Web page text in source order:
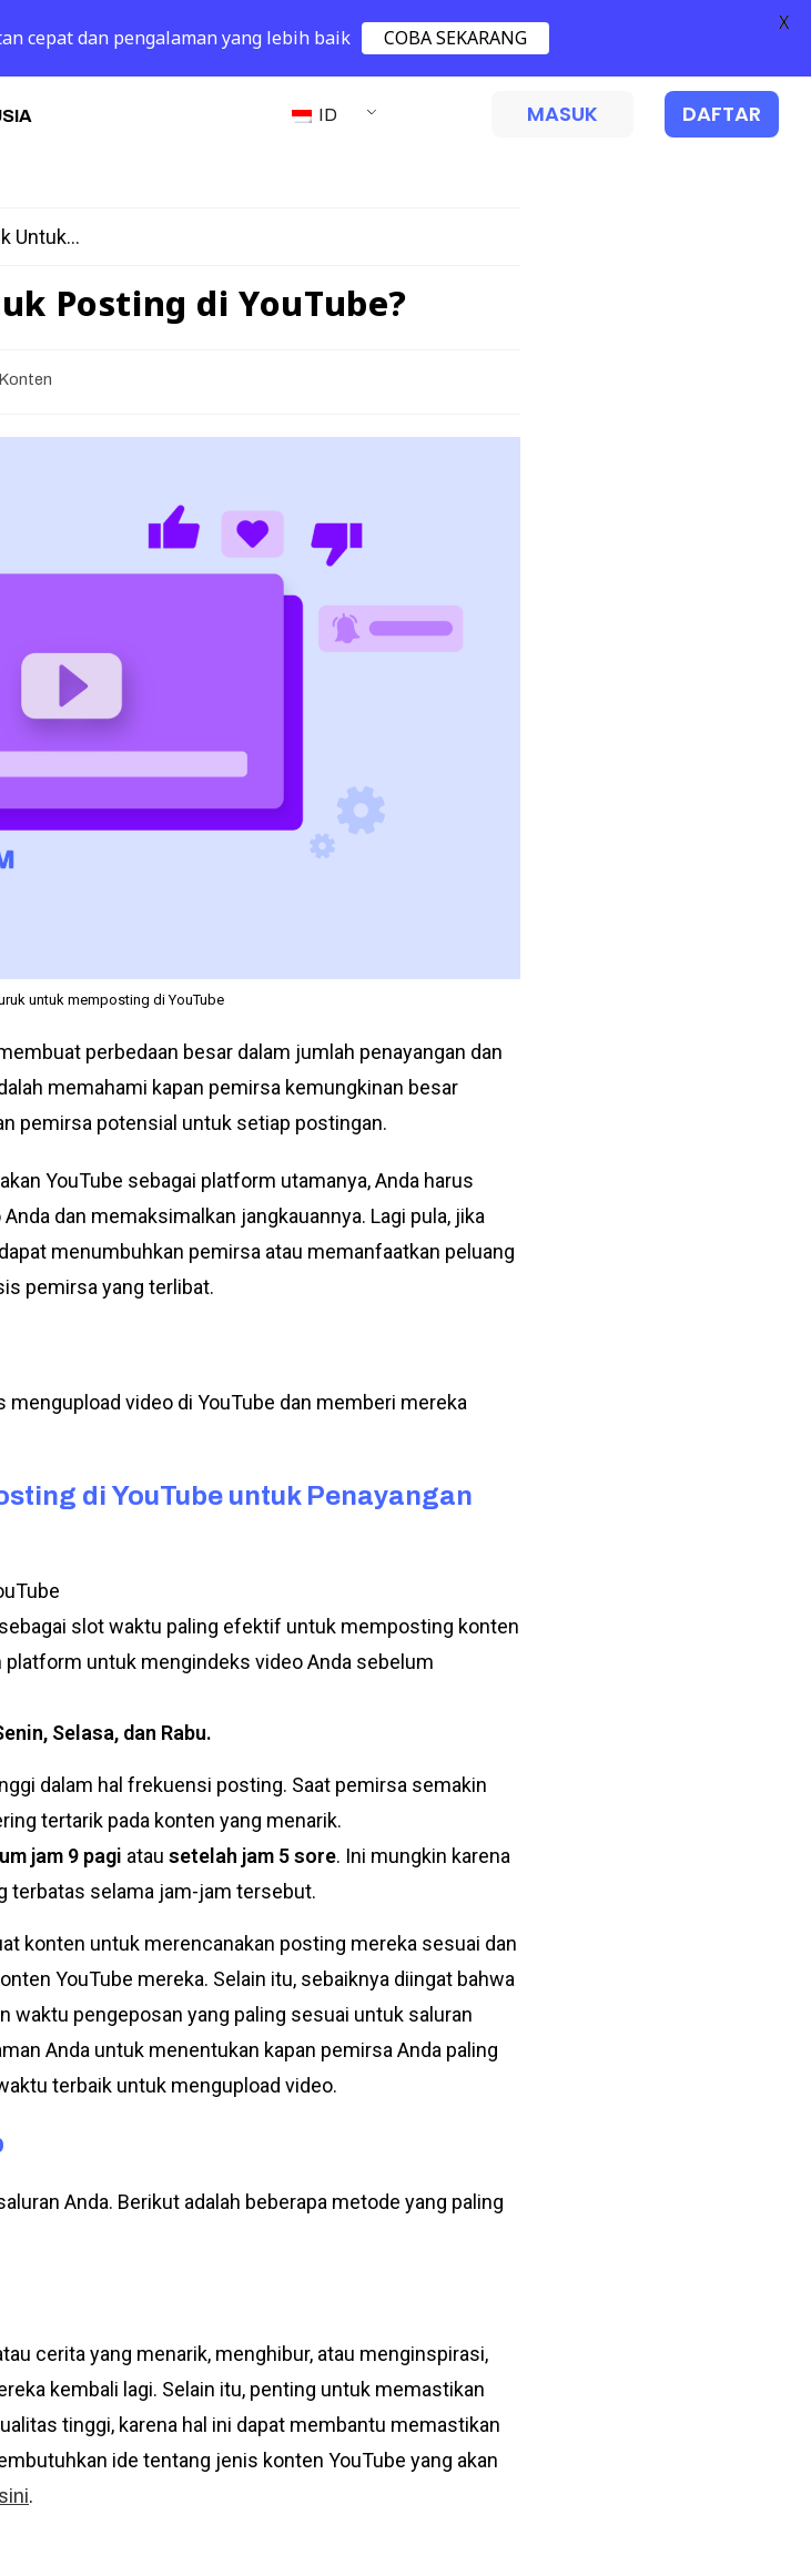
ID MASUK DAFTAR
Untuk...
Posting di YouTube?
untuk memposting di YouTube
perbedaan besar dalam jumlah penayangan dan
memahami kapan pemirsa kemungkinan besar
pemirsa potensial untuk setiap postingan.
YouTube sebagai platform utamanya, Anda harus
dan memaksimalkan jangkauannya. Lagi pula, jika
menumbuhkan pemirsa atau memanfaatkan peluang
pemirsa yang terlibat.
mengupload video di YouTube dan memberi mereka
di YouTube untuk Penayangan
slot waktu paling efektif untuk memposting konten
untuk mengindeks video Anda sebelum
Selasa, dan Rabu.
dalam hal frekuensi posting. Saat pemirsa semakin
tertarik pada konten yang menarik.
jam 9 pagi atau setelah jam 5 sore. Ini mungkin karena
terbatas selama jam-jam tersebut.
konten untuk merencanakan posting mereka sesuai dan
YouTube mereka. Selain itu, sebaiknya diingat bahwa
waktu pengeposan yang paling sesuai untuk saluran
Anda untuk menentukan kapan pemirsa Anda paling
terbaik untuk mengupload video.
Anda. Berikut adalah beberapa metode yang paling
cerita yang menarik, menghibur, atau menginspirasi,
kembali lagi. Selain itu, penting untuk memastikan
tinggi, karena hal ini dapat membantu memastikan
ide tentang jenis konten YouTube yang akan
.
cepat dan pengalaman yang lebih baik COBA SEKARANG
X